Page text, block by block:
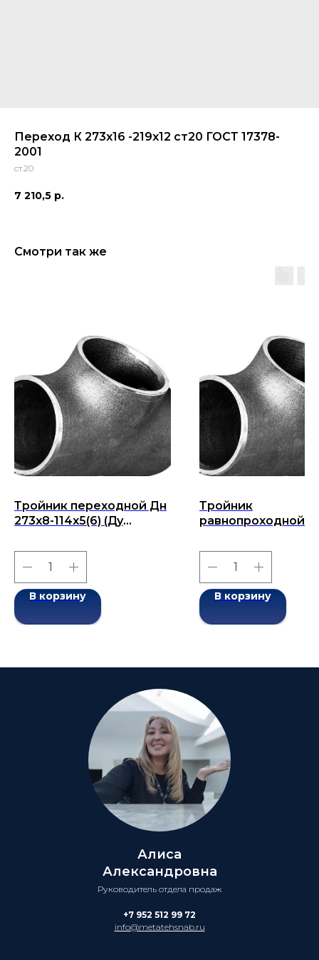
Переход К 273x16 -219x12 ст20 ГОСТ 17378-
2001
ст.20
7 210,5 р.
Смотри так же
Тройник переходной Дн
273x8-114x5(6) (Ду
ГОСТ 17376-2001
В корзину
Тройник
равнопроходной
бесшовный ГОСТ
2001
В корзину
Алиса
Александровна
Руководитель отдела продаж
+7 952 512 99 72
info@metatehsnab.ru